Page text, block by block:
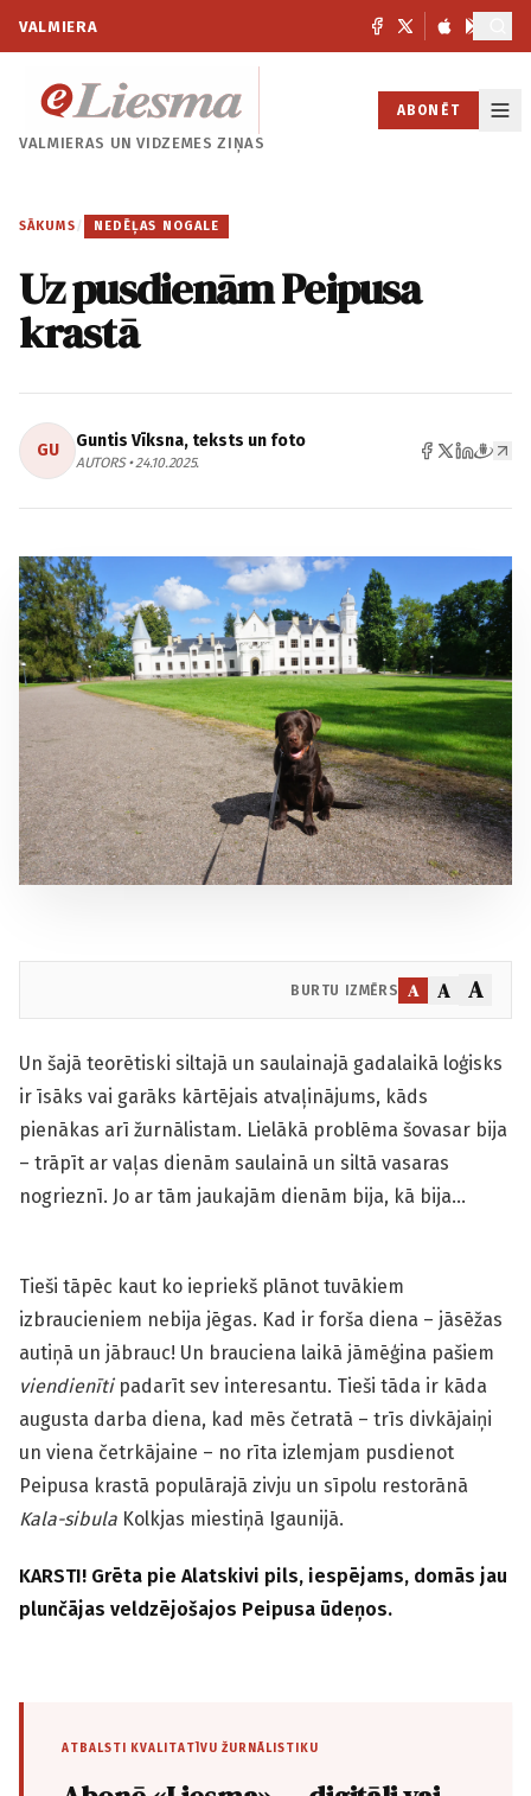
VALMIERA
VALMIERAS UNVIDZEMES ZIŅAS
ABONĒT
SĀKUMS / NEDĒĻAS NOGALE
Uz pusdienām Peipusa
krastā
GU Guntis Vīksna, teksts un foto
AUTORS • 24.10.2025.
BURTU IZMĒRS A A A
Un šajā teorētiski siltajā un saulainajā gadalaikā loģisks
ir īsāks vai garāks kārtējais atvaļinājums, kāds
pienākas arī žurnālistam. Lielākā problēma šovasar bija
– trāpīt ar vaļas dienām saulainā un siltā vasaras
nogrieznī. Jo ar tām jaukajām dienām bija, kā bija…
Tieši tāpēc kaut ko iepriekš plānot tuvākiem
izbraucieniem nebija jēgas. Kad ir forša diena – jāsēžas
autiņā un jābrauc! Un brauciena laikā jāmēģina pašiem
viendienītipadarīt sev interesantu. Tieši tāda ir kāda
augusta darba diena, kad mēs četratā – trīs divkājaiņi
un viena četrkājaine – no rīta izlemjam pusdienot
Peipusa krastā populārajā zivju un sīpolu restorānā
Kala-sibula Kolkjas miestiņā Igaunijā.
KARSTI! Grēta pie Alatskivi pils, iespējams, domās jau
plunčājas veldzējošajos Peipusa ūdeņos.
ATBALSTI KVALITATĪVU ŽURNĀLISTIKU